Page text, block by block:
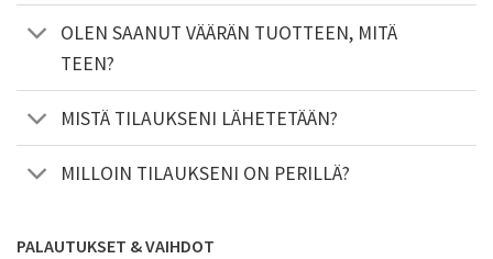
OLEN SAANUT VÄÄRÄN TUOTTEEN, MITÄ
TEEN?
MISTÄ TILAUKSENI LÄHETETÄÄN?
MILLOIN TILAUKSENI ON PERILLÄ?
PALAUTUKSET & VAIHDOT